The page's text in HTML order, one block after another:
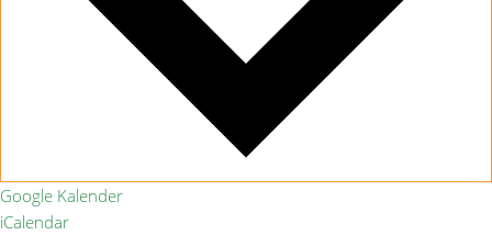
Google Kalender
iCalendar